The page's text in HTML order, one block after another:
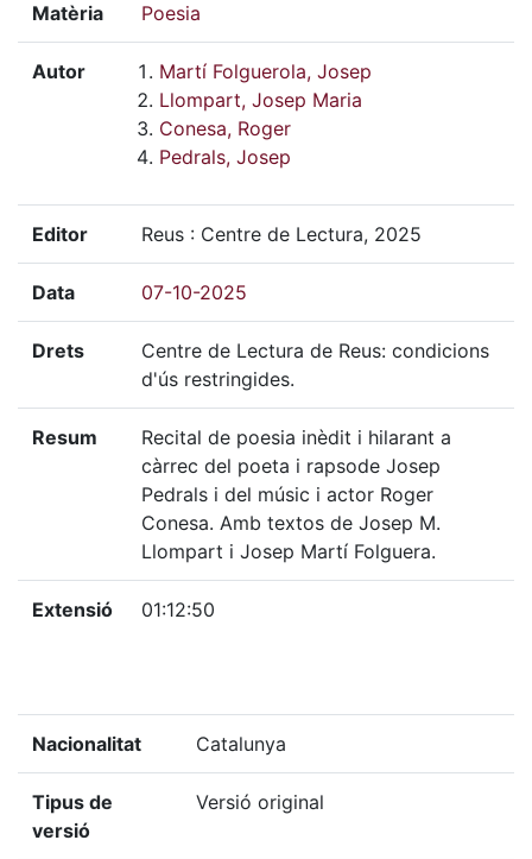
Matèria Poesia
Autor
Martí Folguerola, Josep
Llompart, Josep Maria
Conesa, Roger
Pedrals, Josep
Editor Reus : Centre de Lectura, 2025
Data 07-10-2025
Drets
Centre de Lectura de Reus: condicions
d'ús restringides.
Resum
Recital de poesia inèdit i hilarant a
càrrec del poeta i rapsode Josep
Pedrals i del músic i actor Roger
Conesa. Amb textos de Josep M.
Llompart i Josep Martí Folguera.
Extensió 01:12:50
Nacionalitat Catalunya
Tipus de
versió
Versió original